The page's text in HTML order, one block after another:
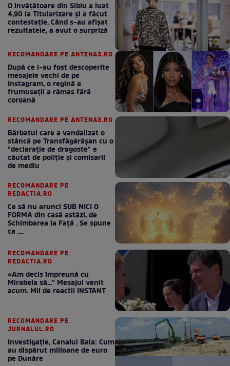
O învățătoare din Sibiu a luat
4,90 la Titularizare și a făcut
contestație. Când s-au afișat
rezultatele, a avut o surpriză
RECOMANDARE PE ANTENA3.RO
După ce i-au fost descoperite
mesajele vechi de pe
Instagram, o regină a
frumuseții a rămas fără
coroană
RECOMANDARE PE ANTENA3.RO
Bărbatul care a vandalizat o
stâncă pe Transfăgărășan cu o
"declaraţie de dragoste" e
căutat de poliție și comisarii
de mediu
RECOMANDARE PE
REDACTIA.RO
Ce să nu arunci SUB NICI O
FORMA din casă astăzi, de
Schimbarea la Față . Se spune
ca ....
RECOMANDARE PE
REDACTIA.RO
«Am decis împreună cu
Mirabela să..." Mesajul venit
acum. Mii de reactii INSTANT
RECOMANDARE PE
JURNALUL.RO
Investigație, Canalul Bala: Cum
au dispărut milioane de euro
pe Dunăre